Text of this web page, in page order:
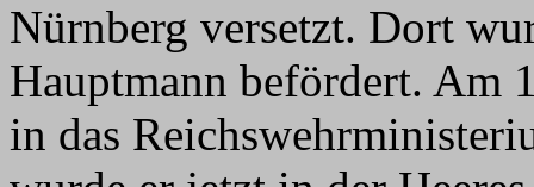
Nürnberg versetzt. Dort
Hauptmann befördert. Am
in das